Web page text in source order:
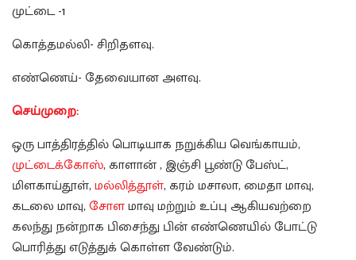
முட்டை-1
கொத்தமல்லி- சிறிதளவு.
எண்ணெய்- தேவையான அளவு.
செய்முறை:
ஒரு பாத்திரத்தில் பொடியாக நறுக்கிய வெங்காயம்,
முட்டைக்கோஸ், காளான் , இஞ்சி பூண்டு பேஸ்ட்,
மிளகாய்தூள்,மல்லித்தூள், கரம் மசாலா, மைதா மாவு,
கடலை மாவு,சோளமாவு மற்றும் உப்பு ஆகியவற்றை
கலந்து நன்றாக பிசைந்து பின் எண்ணெயில் போட்டு
பொரித்து எடுத்துக் கொள்ள வேண்டும்.